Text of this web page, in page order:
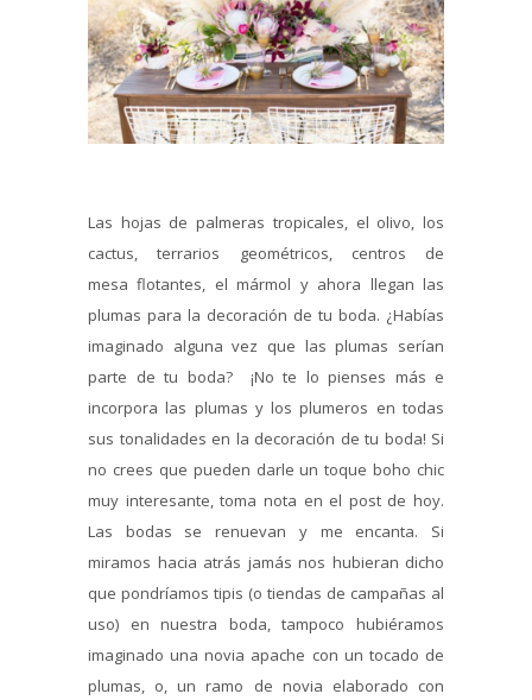
Las hojas de palmeras tropicales, el olivo, los
cactus, terrarios geométricos, centros de
mesa flotantes, el mármol y ahora llegan las
plumas para la decoración de tu boda. ¿Habías
imaginado alguna vez que las plumas serían
parte de tu boda? ¡No te lo pienses más e
incorpora las plumas y los plumeros en todas
sus tonalidades en la decoración de tu boda! Si
no crees que pueden darle un toque boho chic
muy interesante, toma nota en el post de hoy.
Las bodas se renuevan y me encanta. Si
miramos hacia atrás jamás nos hubieran dicho
que pondríamos tipis (o tiendas de campañas al
uso) en nuestra boda, tampoco hubiéramos
imaginado una novia apache con un tocado de
plumas, o, un ramo de novia elaborado con